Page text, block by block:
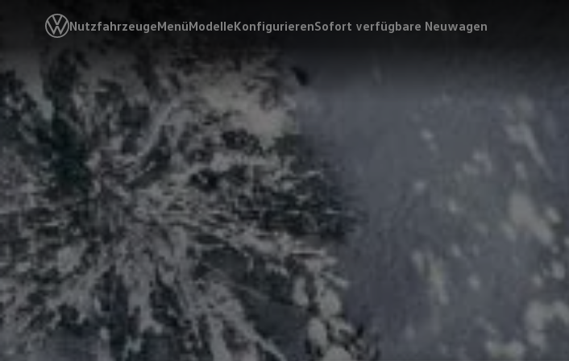
NutzfahrzeugeMenüModelleKonfigurierenSofort verfügbare Neuwagen